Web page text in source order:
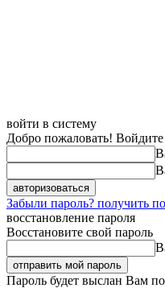
войти в систему
Добро пожаловать!
Забыли пароль? получить
восстановление пароля
Восстановите свой пароль
Пароль будет выслан Вам